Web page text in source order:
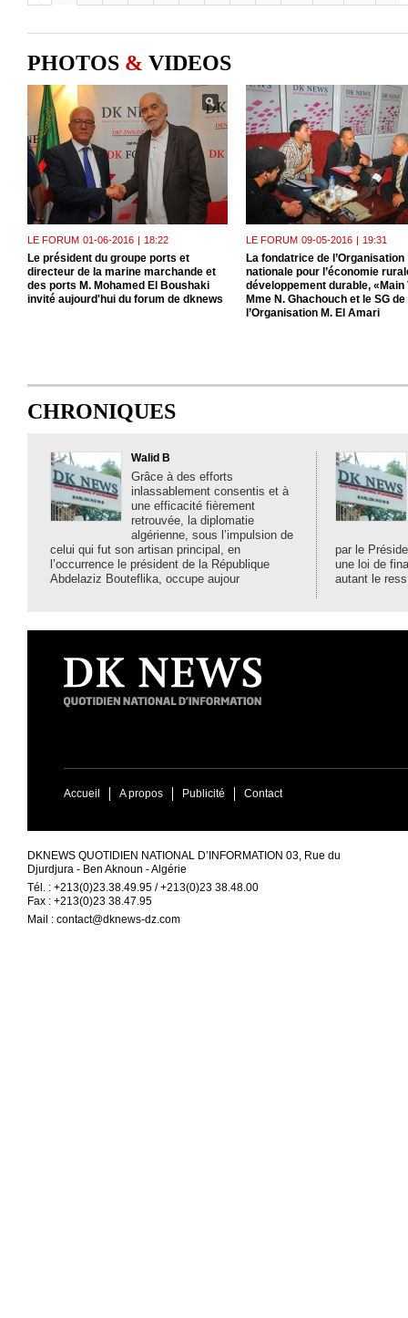
PHOTOS & VIDEOS
LE FORUM 01-06-2016 | 18:22
Le président du groupe ports et
directeur de la marine marchande et
des ports M. Mohamed El Boushaki
invité aujourd'hui du forum de dknews
LE FORUM 09-05-2016 | 19:31
La fondatrice de l’Organisation
nationale pour l’économie
développement durable, «Main
Mme N. Ghachouch et le SG de
l’Organisation M. El Amari
CHRONIQUES
Walid B
Grâce à des efforts
inlassablement consentis et à
une efficacité fièrement
retrouvée, la diplomatie
algérienne, sous l’impulsion de
celui qui fut son artisan principal, en
l’occurrence le président de la République
Abdelaziz Bouteflika, occupe aujour
par le
une loi de
autant le ress
Accueil A propos Publicité Contact
DKNEWS QUOTIDIEN NATIONAL D’INFORMATION 03, Rue du
Djurdjura - Ben Aknoun - Algérie
Tél. : +213(0)23.38.49.95 / +213(0)23 38.48.00
Fax : +213(0)23 38.47.95
Mail : contact@dknews-dz.com